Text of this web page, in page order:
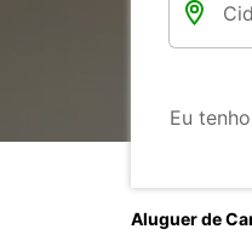
Eu tenho
Aluguer de